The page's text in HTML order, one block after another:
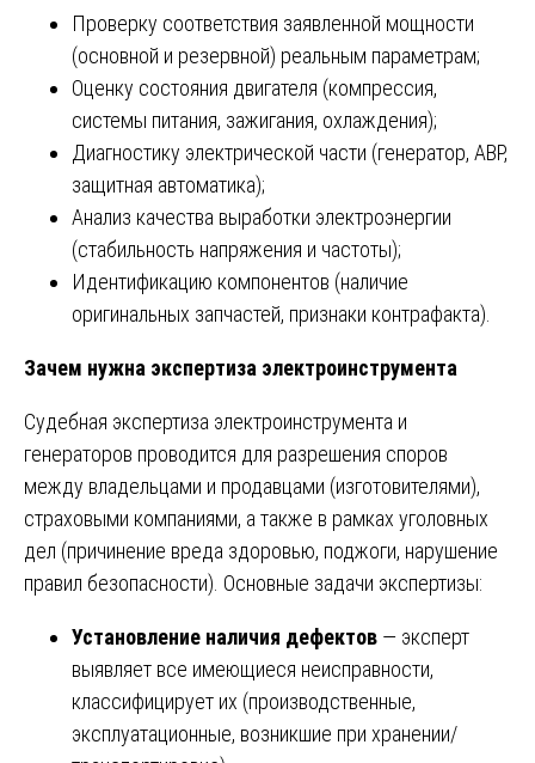
Проверку соответствия заявленной мощности
(основной и резервной) реальным параметрам;
Оценку состояния двигателя (компрессия,
системы питания, зажигания, охлаждения);
Диагностику электрической части (генератор, АВР,
защитная автоматика);
Анализ качества выработки электроэнергии
(стабильность напряжения и частоты);
Идентификацию компонентов (наличие
оригинальных запчастей, признаки контрафакта).
Зачем нужна экспертиза электроинструмента
Судебная экспертиза электроинструмента и
генераторов проводится для разрешения споров
между владельцами и продавцами (изготовителями),
страховыми компаниями, а также в рамках уголовных
дел (причинение вреда здоровью, поджоги, нарушение
правил безопасности). Основные задачи экспертизы:
Установление наличия дефектов — эксперт
выявляет все имеющиеся неисправности,
классифицирует их (производственные,
эксплуатационные, возникшие при хранении/